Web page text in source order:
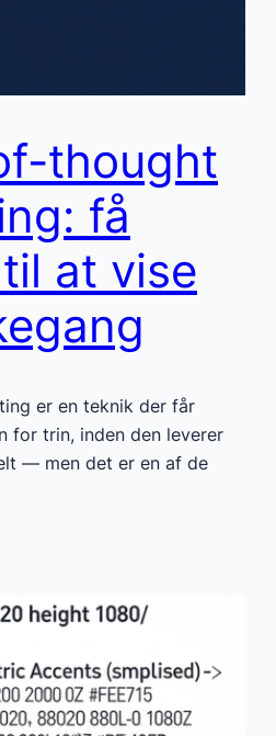
thought
få
at vise
er en teknik der får
for trin, inden den leverer
— men det er en af de